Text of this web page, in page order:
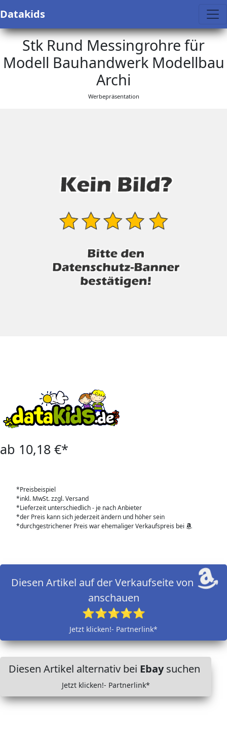
Datakids
Stk Rund Messingrohre für
Modell Bauhandwerk Modellbau
Archi
Werbepräsentation
ab 10,18 €*
*Preisbeispiel
*inkl. MwSt. zzgl. Versand
*Lieferzeit unterschiedlich - je nach Anbieter
*der Preis kann sich jederzeit ändern und höher sein
*durchgestrichener Preis war ehemaliger Verkaufspreis bei
Diesen Artikel auf der Verkaufseite von
anschauen
⭐⭐⭐⭐⭐
Jetzt klicken!- Partnerlink*
Diesen Artikel alternativ bei Ebaysuchen
Jetzt klicken!- Partnerlink*